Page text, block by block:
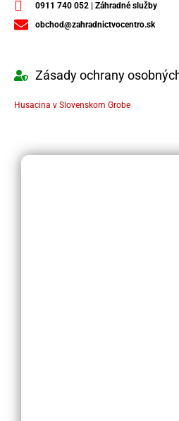
0911 740 052 | Záhradné služby
obchod@zahradnictvocentro.sk
Zásady ochrany
Husacina v Slovenskom Grobe